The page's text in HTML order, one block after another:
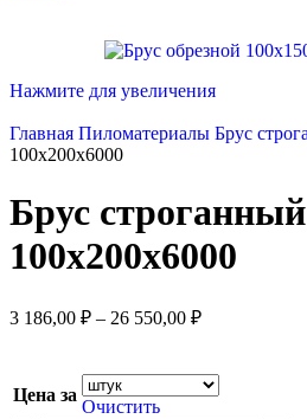
Нажмите для увеличения
Главная Пиломатериалы Брус
100x200x6000
Брус строганный
100x200x6000
3 186,00 ₽ – 26 550,00 ₽
Цена за
Очистить